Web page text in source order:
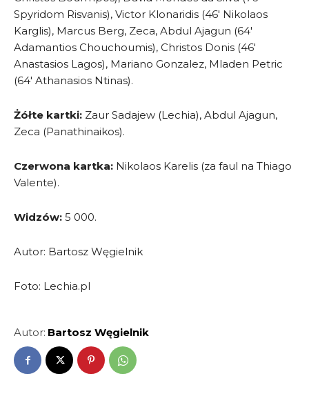
Spyridom Risvanis), Victor Klonaridis (46′ Nikolaos
Karglis), Marcus Berg, Zeca, Abdul Ajagun (64′
Adamantios Chouchoumis), Christos Donis (46′
Anastasios Lagos), Mariano Gonzalez, Mladen Petric
(64′ Athanasios Ntinas).
Żółte kartki: Zaur Sadajew (Lechia), Abdul Ajagun,
Zeca (Panathinaikos).
Czerwona kartka: Nikolaos Karelis (za faul na Thiago
Valente).
Widzów: 5 000.
Autor: Bartosz Węgielnik
Foto: Lechia.pl
Autor: Bartosz Węgielnik